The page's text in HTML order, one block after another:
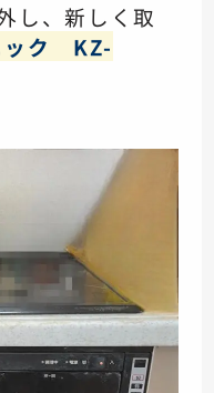
し、新しく取
ック KZ-